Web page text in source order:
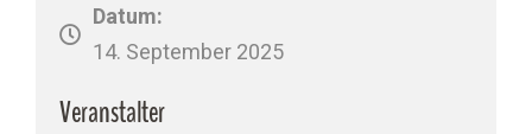
Datum:
14. September 2025
Veranstalter